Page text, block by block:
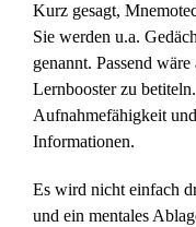
Kurz gesagt,
Sie werden u.a.
genannt. Passend
Lernbooster zu
Aufnahmefähigkeit
Informationen.
Es wird nicht einfach
und ein mentales